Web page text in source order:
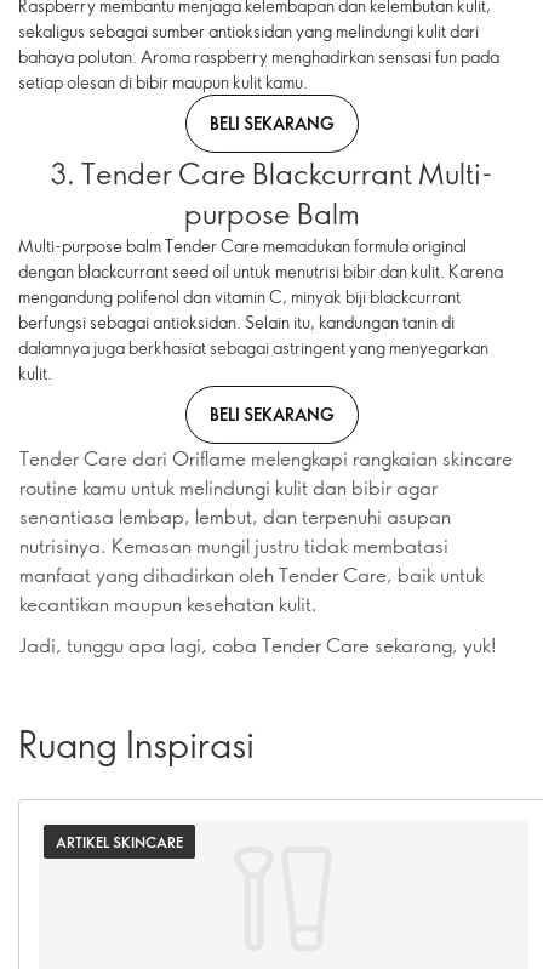
Raspberry membantu menjaga kelembapan dan kelembutan kulit,
sekaligus sebagai sumber antioksidan yang melindungi kulit dari
bahaya polutan. Aroma raspberry menghadirkan sensasi fun pada
setiap olesan di bibir maupun kulit kamu.
BELI SEKARANG
3. Tender Care Blackcurrant Multi-
purpose Balm
Multi-purpose balm Tender Care memadukan formula original
dengan blackcurrant seed oil untuk menutrisi bibir dan kulit. Karena
mengandung polifenol dan vitamin C, minyak biji blackcurrant
berfungsi sebagai antioksidan. Selain itu, kandungan tanin di
dalamnya juga berkhasiat sebagai astringent yang menyegarkan
kulit.
BELI SEKARANG
Tender Care dari Oriflame melengkapi rangkaian skincare
routine kamu untuk melindungi kulit dan bibir agar
senantiasa lembap, lembut, dan terpenuhi asupan
nutrisinya. Kemasan mungil justru tidak membatasi
manfaat yang dihadirkan oleh Tender Care, baik untuk
kecantikan maupun kesehatan kulit.
Jadi, tunggu apa lagi, coba Tender Care sekarang, yuk!
Ruang Inspirasi
ARTIKEL SKINCARE